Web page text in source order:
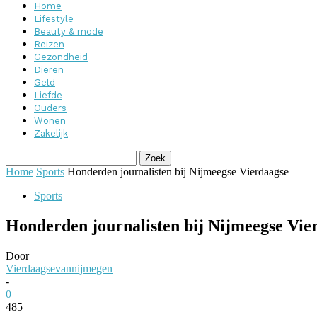
Home
Lifestyle
Beauty & mode
Reizen
Gezondheid
Dieren
Geld
Liefde
Ouders
Wonen
Zakelijk
Home Sports Honderden journalisten bij Nijmeegse Vierdaagse
Sports
Honderden journalisten bij Nijmeegse
Door
Vierdaagsevannijmegen
-
0
485